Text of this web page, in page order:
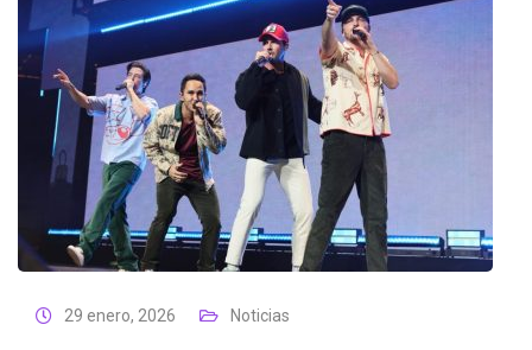
29 enero, 2026 Noticias